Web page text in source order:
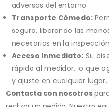
adversas del entorno.
Transporte Cómodo:
seguro, liberando las
necesarias en la
Acceso Inmediato: Su
rápido al medidor, lo que
y ajuste en cualquier lugar.
Contacta con nosotros